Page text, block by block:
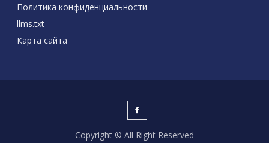
Политика конфиденциальности
llms.txt
Карта сайта
Copyright © All Right Reserved